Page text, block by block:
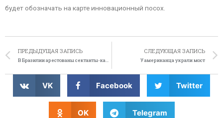
будет обозначать на карте инновационный посох.
ПРЕДЫДУЩАЯ ЗАПИСЬ
В Бразилии арестованы сектанты-каннибалы
СЛЕДУЮЩАЯ ЗАПИСЬ
У американца украли мост
VK Facebook Twitter
OK Telegram